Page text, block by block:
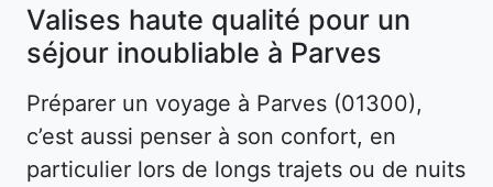
Valises haute qualité pour un
séjour inoubliable à Parves
Préparer un voyage à Parves (01300),
c’est aussi penser à son confort, en
particulier lors de longs trajets ou de nuits